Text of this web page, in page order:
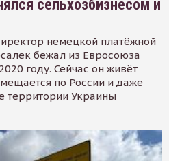
сельхозбизнесом и
немецкой платёжной
бежал из Евросоюза
году. Сейчас он живёт
по России и даже
территории Украины